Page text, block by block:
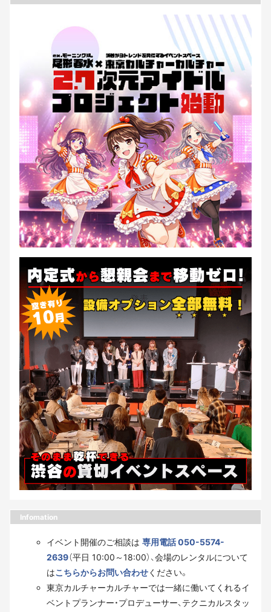
Infomation
イベント開催のご相談は 専用電話 050-5574-
2639（平日 10:00～18:00）、会場のレンタルについて
はこちらからお問い合わせください。
東京カルチャーカルチャーでは一緒に働いてくれるイ
ベントプランナー・プロデューサー、テクニカルスタッ